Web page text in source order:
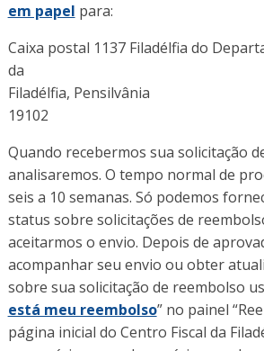
em papel para:
Caixa postal 1137 Filadélfia do
da
Filadélfia, Pensilvânia
19102
Quando recebermos sua solicitação
analisaremos. O tempo normal de
seis a 10 semanas. Só podemos
status sobre solicitações de
aceitarmos o envio. Depois de
acompanhar seu envio ou obter
sobre sua solicitação de reembolso
está meu reembolso” no painel
página inicial do Centro Fiscal da